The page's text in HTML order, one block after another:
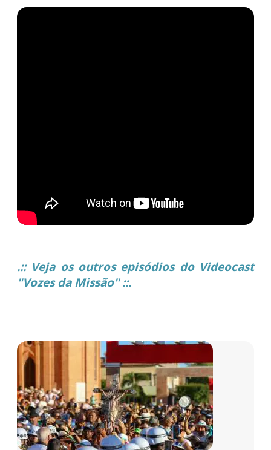
.:: Veja os outros episódios do Videocast
"Vozes da Missão" ::.